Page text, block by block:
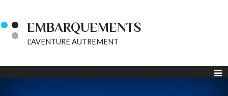
EMBARQUEMENTS
L'AVENTURE AUTREMENT